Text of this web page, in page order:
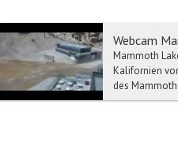
Webcam
Mammoth
Kalifornien
des
Caldera ob...